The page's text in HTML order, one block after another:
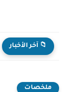
📁 آخر الأخبار
ملخصات